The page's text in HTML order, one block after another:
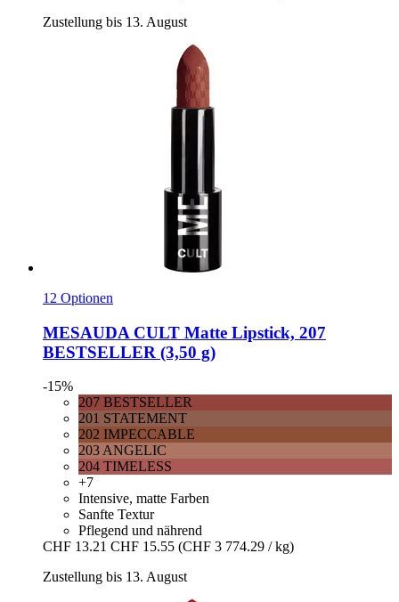
Zustellung bis 13. August
12 Optionen
MESAUDA CULT Matte Lipstick, 207
BESTSELLER (3,50 g)
-15%
207 BESTSELLER
201 STATEMENT
202 IMPECCABLE
203 ANGELIC
204 TIMELESS
+7
Intensive, matte Farben
Sanfte Textur
Pflegend und nährend
CHF 13.21 CHF 15.55 (CHF 3 774.29 / kg)
Zustellung bis 13. August